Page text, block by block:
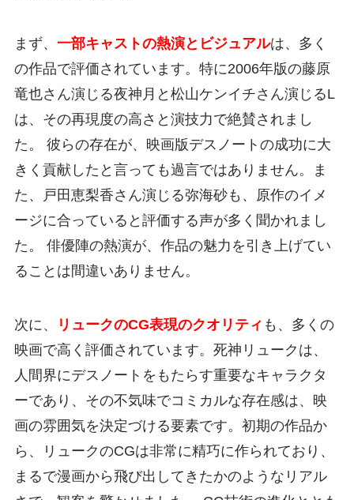
まず、 一部キャストの熱演とビジュアルは、多く
の作品で評価されています。特に2006年版の藤原
竜也さん演じる夜神月と松山ケンイチさん演じるL
は、その再現度の高さと演技力で絶賛されまし
た。 彼らの存在が、映画版デスノートの成功に大
きく貢献したと言っても過言ではありません。ま
た、戸田恵梨香さん演じる弥海砂も、原作のイメ
ージに合っていると評価する声が多く聞かれまし
た。 俳優陣の熱演が、作品の魅力を引き上げてい
ることは間違いありません。
次に、 リュークのCG表現のクオリティ も、多くの
映画で高く評価されています。死神リュークは、
人間界にデスノートをもたらす重要なキャラクタ
ーであり、その不気味でコミカルな存在感は、映
画の雰囲気を決定づける要素です。初期の作品か
ら、リュークのCGは非常に精巧に作られており、
まるで漫画から飛び出してきたかのようなリアル